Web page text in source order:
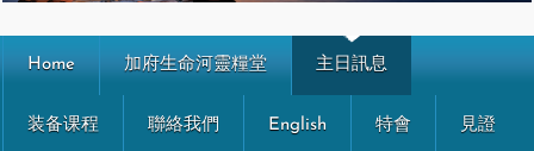
Home 加府生命河靈糧堂 主日訊息
装备课程 聯絡我們 English 特會 見證